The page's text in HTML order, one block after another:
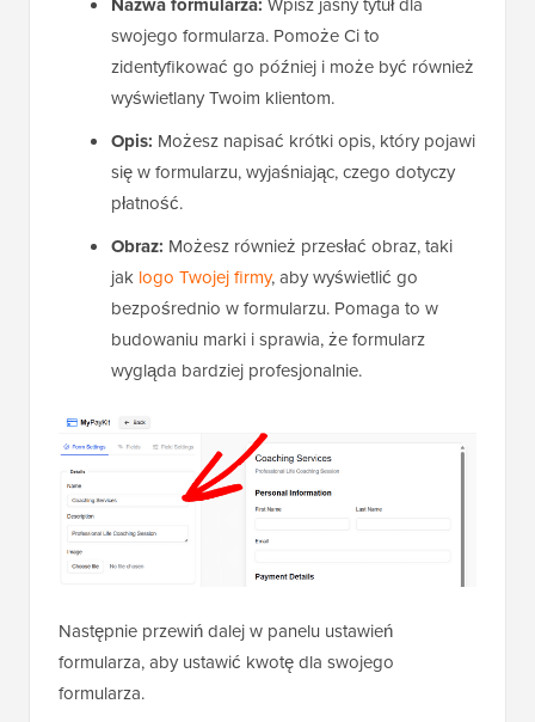
swojego formularza. Pomoże Ci to
zidentyfikować go później i może być również
wyświetlany Twoim klientom.
Opis: Możesz napisać krótki opis, który pojawi
się w formularzu, wyjaśniając, czego dotyczy
płatność.
Obraz: Możesz również przesłać obraz, taki
jak logo Twojej firmy, aby wyświetlić go
bezpośrednio w formularzu. Pomaga to w
budowaniu marki i sprawia, że formularz
wygląda bardziej profesjonalnie.
Następnie przewiń dalej w panelu ustawień
formularza, aby ustawić kwotę dla swojego
formularza.